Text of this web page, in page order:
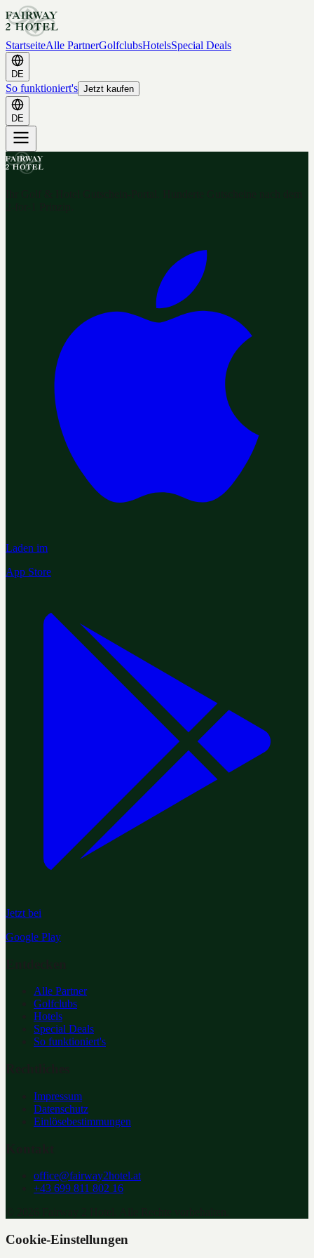
StartseiteAlle PartnerGolfclubsHotelsSpecial Deals
DE
So funktioniert's Jetzt kaufen
DE
Laden im
App Store
Jetzt bei
Google Play
Alle Partner
Golfclubs
Hotels
Special Deals
So funktioniert's
Impressum
Datenschutz
Einlösebestimmungen
office@fairway2hotel.at
+43 699 811 802 16
Cookie-Einstellungen